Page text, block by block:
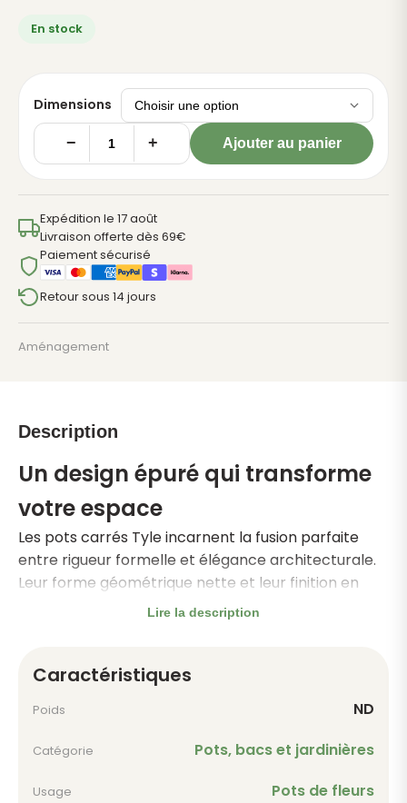
En stock
Dimensions
quantité
Pot
Carré
Tyle
Terra
Laguna
Terrasse
− + Ajouter au panier
Expédition le 17 août
Livraison offerte dès 69€
Paiement sécurisé
Retour sous 14 jours
Aménagement
Description
Un design épuré qui transforme
votre espace
Les pots carrés Tyle incarnent la fusion parfaite
entre rigueur formelle et élégance architecturale.
Leur forme géométrique nette et leur finition en
relief créent une présence visuelle forte, idéale
Caractéristiques principales
Forme compacte et stable
Dimensions optimisées pour tous les espaces
Compatible avec tous les types de plantes
Lire la description
Caractéristiques
Poids ND
Catégorie Pots, bacs et jardinières
Usage Pots de fleurs